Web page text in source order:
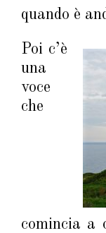
quando è
Poi c’è
una
voce
che
comincia a